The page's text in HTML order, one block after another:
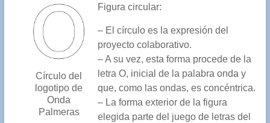
Círculo del
logotipo de
Onda
Palmeras
Figura circular:
– El círculo es la expresión del
proyecto colaborativo.
– A su vez, esta forma procede de la
letra O, inicial de la palabra onda y
que, como las ondas, es concéntrica.
– La forma exterior de la figura
elegida parte del juego de letras del